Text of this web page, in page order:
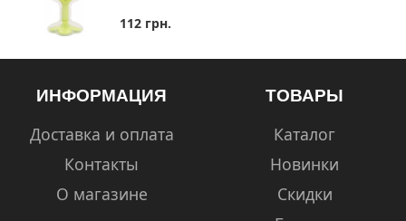
112 грн.
ИНФОРМАЦИЯ
Доставка и оплата
Контакты
О магазине
ТОВАРЫ
Каталог
Новинки
Скидки